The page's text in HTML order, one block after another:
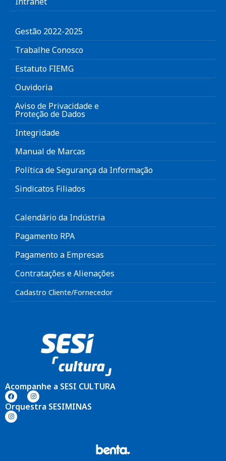
Gestão 2022-2025
Trabalhe Conosco
Estatuto FIEMG
Ouvidoria
Aviso de Privacidade e
Proteção de Dados
Integridade
Manual de Marcas
Política de Segurança da Informação
Sindicatos Filiados
Calendário da Indústria
Pagamento RPA
Pagamento a Empresas
Contratações e Alienações
Cadastro Cliente/Fornecedor
Acompanhe a SESI CULTURA
Orquestra SESIMINAS